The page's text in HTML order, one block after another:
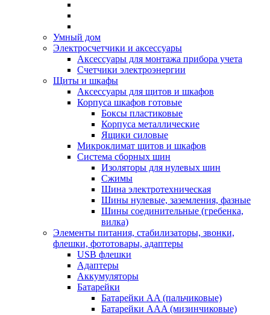
Умный дом
Электросчетчики и аксессуары
Аксессуары для монтажа прибора учета
Счетчики электроэнергии
Щиты и шкафы
Аксессуары для щитов и шкафов
Корпуса шкафов готовые
Боксы пластиковые
Корпуса металлические
Ящики силовые
Микроклимат щитов и шкафов
Система сборных шин
Изоляторы для нулевых шин
Сжимы
Шина электротехническая
Шины нулевые, заземления, фазные
Шины соединительные (гребенка,
вилка)
Элементы питания, стабилизаторы, звонки,
флешки, фототовары, адаптеры
USB флешки
Адаптеры
Аккумуляторы
Батарейки
Батарейки AA (пальчиковые)
Батарейки AAA (мизинчиковые)